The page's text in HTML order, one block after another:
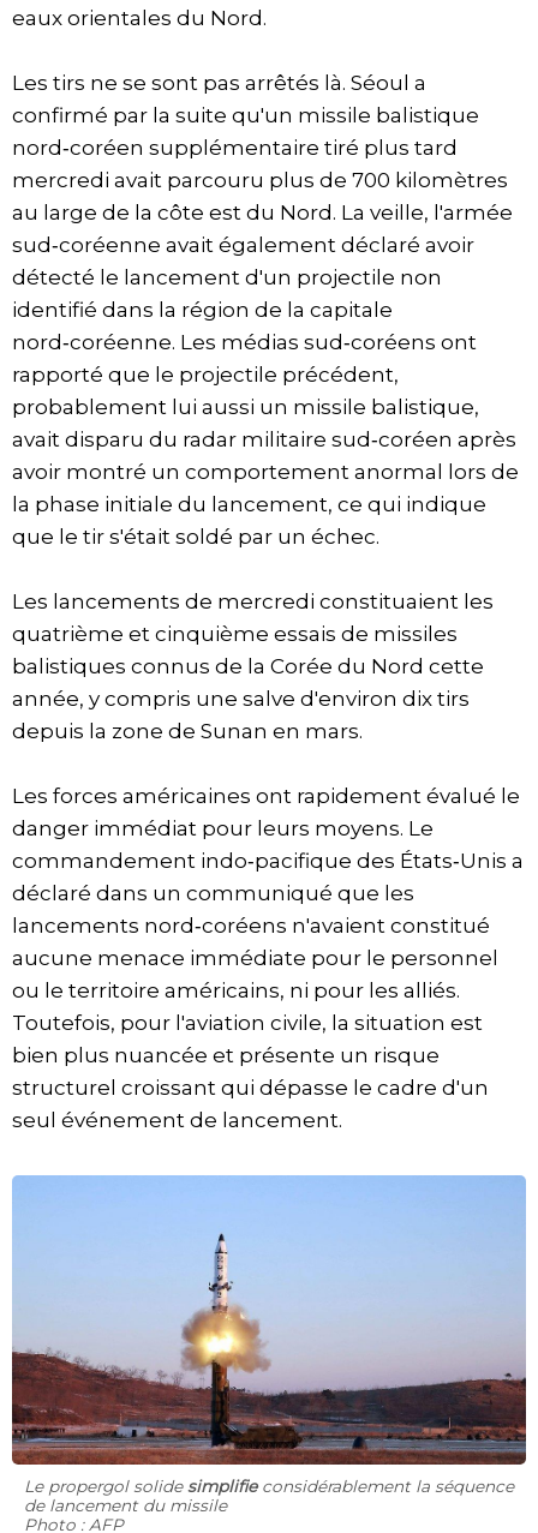
eaux orientales du Nord.
Les tirs ne se sont pas arrêtés là. Séoul a
confirmé par la suite qu'un missile balistique
nord‑coréen supplémentaire tiré plus tard
mercredi avait parcouru plus de 700 kilomètres
au large de la côte est du Nord. La veille, l'armée
sud‑coréenne avait également déclaré avoir
détecté le lancement d'un projectile non
identifié dans la région de la capitale
nord‑coréenne. Les médias sud‑coréens ont
rapporté que le projectile précédent,
probablement lui aussi un missile balistique,
avait disparu du radar militaire sud‑coréen après
avoir montré un comportement anormal lors de
la phase initiale du lancement, ce qui indique
que le tir s'était soldé par un échec.
Les lancements de mercredi constituaient les
quatrième et cinquième essais de missiles
balistiques connus de la Corée du Nord cette
année, y compris une salve d'environ dix tirs
depuis la zone de Sunan en mars.
Les forces américaines ont rapidement évalué le
danger immédiat pour leurs moyens. Le
commandement indo‑pacifique des États‑Unis a
déclaré dans un communiqué que les
lancements nord‑coréens n'avaient constitué
aucune menace immédiate pour le personnel
ou le territoire américains, ni pour les alliés.
Toutefois, pour l'aviation civile, la situation est
bien plus nuancée et présente un risque
structurel croissant qui dépasse le cadre d'un
seul événement de lancement.
Le propergol solidesimplifieconsidérablement la séquence
de lancement du missile
Photo : AFP